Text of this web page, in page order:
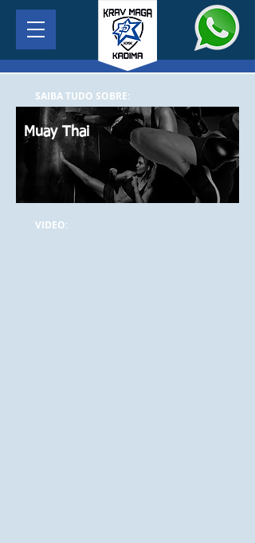
SAIBA TUDO SOBRE:
Muay Thai
VIDEO: